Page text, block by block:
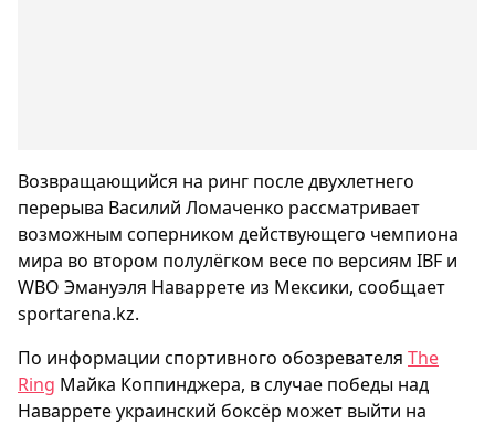
Возвращающийся на ринг после двухлетнего
перерыва Василий Ломаченко рассматривает
возможным соперником действующего чемпиона
мира во втором полулёгком весе по версиям IBF и
WBO Эмануэля Наваррете из Мексики, сообщает
sportarena.kz.
По информации спортивного обозревателя The
Ring Майка Коппинджера, в случае победы над
Наваррете украинский боксёр может выйти на